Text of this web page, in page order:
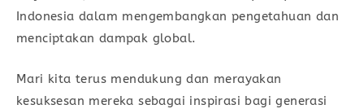
Indonesia dalam mengembangkan pengetahuan dan
menciptakan dampak global.
Mari kita terus mendukung dan merayakan
kesuksesan mereka sebagai inspirasi bagi generasi